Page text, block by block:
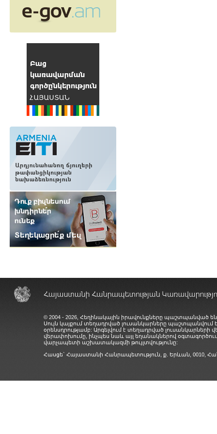
© 2004 - 2026, Հեղինակային իրավունքները պաշտպանված
Սույն կայքում տեղադրված լուսանկարները
օրենսդրությամբ: Արգելվում է տեղադրված
վերափոխումը, ինչպես նաև այլ եղանակներով
վարչապետի աշխատակազմի թույլտվությունը:
Հասցե` Հայաստանի Հանրապետություն, ք. Երևան, 0010,